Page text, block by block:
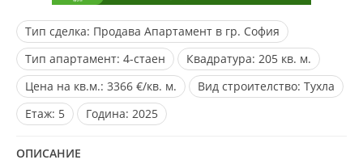
Тип сделка: Продава Апартамент в гр. София
Тип апартамент: 4-стаен Квадратура: 205 кв. м.
Цена на кв.м.: 3366 €/кв. м. Вид строителство: Тухла
Eтаж: 5 Година: 2025
ОПИСАНИЕ